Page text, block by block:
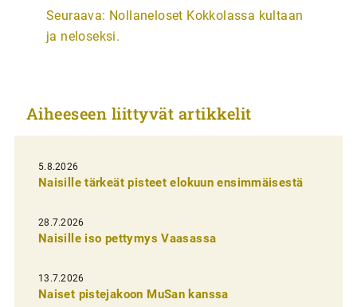
t
i
e
i
e
n
s
e
l
Seuraava: Nollaneloset Kokkolassa kultaan
ja neloseksi.
Aiheeseen liittyvät artikkelit
5.8.2026
Naisille tärkeät pisteet elokuun ensimmäisestä
28.7.2026
Naisille iso pettymys Vaasassa
13.7.2026
Naiset pistejakoon MuSan kanssa